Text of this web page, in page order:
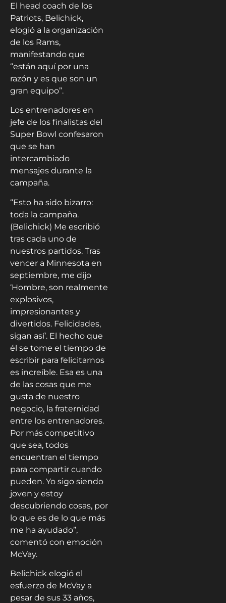
El head coach de los
Patriots, Belichick,
elogió a la organización
de los Rams,
manifestando que
“están aquí por una
razón y es que son un
gran equipo”.
Los entrenadores en
jefe de los finalistas del
Super Bowl confesaron
que se han
intercambiado
mensajes durante la
campaña.
“Esto ha sido bizarro:
toda la campaña.
(Belichick) Me escribió
tras cada uno de
nuestros partidos. Tras
vencer a Minnesota en
septiembre, me dijo
‘Hombre, son realmente
explosivos,
impresionantes y
divertidos. Felicidades,
sigan así’. El hecho que
él se tome el tiempo de
escribir para felicitarnos
es increíble. Esa es una
de las cosas que me
gusta de nuestro
negocio, la fraternidad
entre los entrenadores.
Por más competitivo
que sea, todos
encuentran el tiempo
para compartir cuando
pueden. Yo sigo siendo
joven y estoy
descubriendo cosas, por
lo que es de lo que más
me ha ayudado”,
comentó con emoción
McVay.
Belichick elogió el
esfuerzo de McVay a
pesar de sus 33 años,